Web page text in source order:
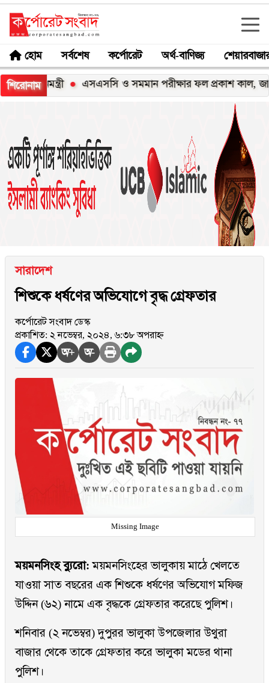
হোম সর্বশেষ কর্পোরেট অর্থ-বাণিজ্য
শিরোনাম এসএসসি ও সমমান পরীক্ষার ফল প্রকাশ কাল, জানবেন
সারাদেশ
শিশুকে ধর্ষণের অভিযোগে বৃদ্ধ গ্রেফতার
কর্পোরেট সংবাদ ডেস্ক
প্রকাশিত: ২ নভেম্বর, ২০২৪, ৬:৩৮ অপরাহ্ন
অ+ অ-
Missing Image
ময়মনসিংহ ব্যুরো: ময়মনসিংহের ভালুকায় মাঠে খেলতে
যাওয়া সাত বছরের এক শিশুকে ধর্ষণের অভিযোগ মফিজ
উদ্দিন (৬২) নামে এক বৃদ্ধকে গ্রেফতার করেছে পুলিশ।
শনিবার (২ নভেম্বর) দুপুরর ভালুকা উপজেলার উথুরা
বাজার থেকে তাকে গ্রেফতার করে ভালুকা মডের থানা
পুলিশ।